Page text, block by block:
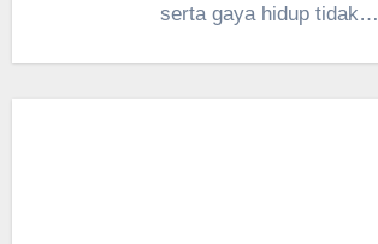
serta gaya hidup tidak…